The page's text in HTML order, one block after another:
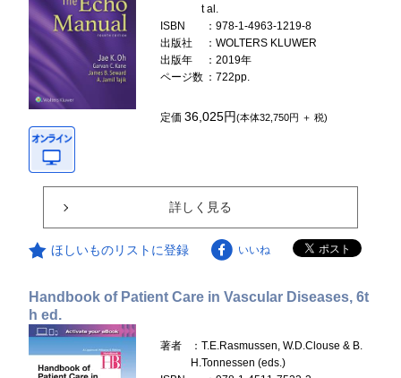
t al.
ISBN
：978-1-4963-1219-8
出版社
：WOLTERS KLUWER
出版年
：2019年
ページ数 ：722pp.
定価36,025円(本体32,750円 ＋ 税)
詳しく見る
ほしいものリストに登録 いいね
Handbook of Patient Care in Vascular Diseases, 6t
h ed.
著者
：T.E.Rasmussen, W.D.Clouse & B.
H.Tonnessen (eds.)